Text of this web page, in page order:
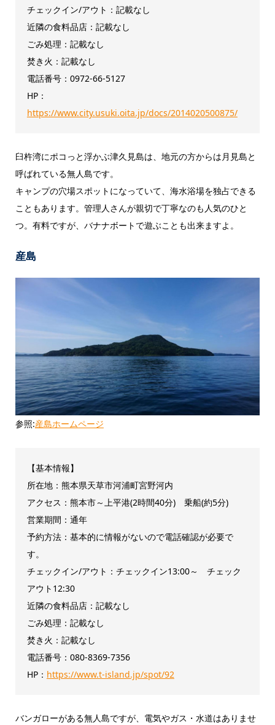
チェックイン/アウト：記載なし
近隣の食料品店：記載なし
ごみ処理：記載なし
焚き火：記載なし
電話番号：0972-66-5127
HP：
https://www.city.usuki.oita.jp/docs/2014020500875/
臼杵湾にポコっと浮かぶ津久見島は、地元の方からは月見島と
呼ばれている無人島です。
キャンプの穴場スポットになっていて、海水浴場を独占できる
こともあります。管理人さんが親切で丁寧なのも人気のひと
つ。有料ですが、バナナボートで遊ぶことも出来ますよ。
産島
参照:産島ホームページ
【基本情報】
所在地：熊本県天草市河浦町宮野河内
アクセス：熊本市～上平港(2時間40分) 乗船(約5分)
営業期間：通年
予約方法：基本的に情報がないので電話確認が必要で
す。
チェックイン/アウト：チェックイン13:00～ チェック
アウト12:30
近隣の食料品店：記載なし
ごみ処理：記載なし
焚き火：記載なし
電話番号：080-8369-7356
HP： https://www.t-island.jp/spot/92
バンガローがある無人島ですが、電気やガス・水道はありませ